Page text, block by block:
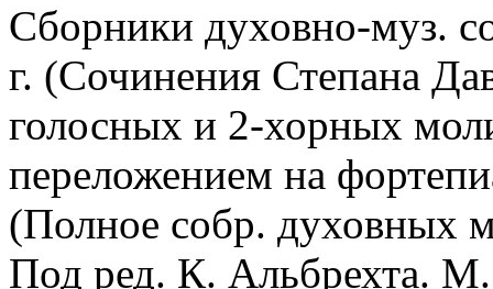
Cборники духовно-муз.
г. (Сочинения Степана
голосных и 2-хорных
переложением на
(Полное собр. духовных
Под ред. К. Альбрехта.